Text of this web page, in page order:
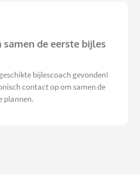
samen de eerste bijles
bijlescoach gevonden!
contact op om samen de
plannen.